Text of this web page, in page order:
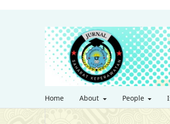
Home About People